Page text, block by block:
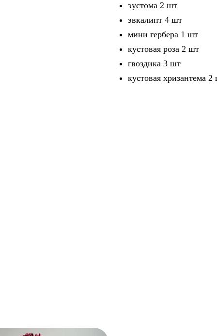
эустома 2 шт
эвкалипт 4 шт
мини гербера 1 шт
кустовая роза 2 шт
гвоздика 3 шт
кустовая хризантема 2